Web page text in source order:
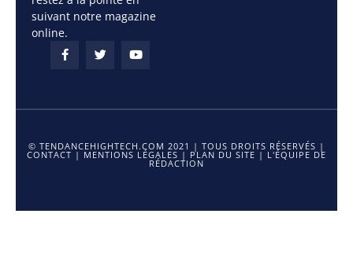
suivant notre magazine
online.
© TENDANCEHIGHTECH.COM 2021 | TOUS DROITS RÉSERVÉS |
CONTACT | MENTIONS LÉGALES | PLAN DU SITE | L'ÉQUIPE DE
RÉDACTION